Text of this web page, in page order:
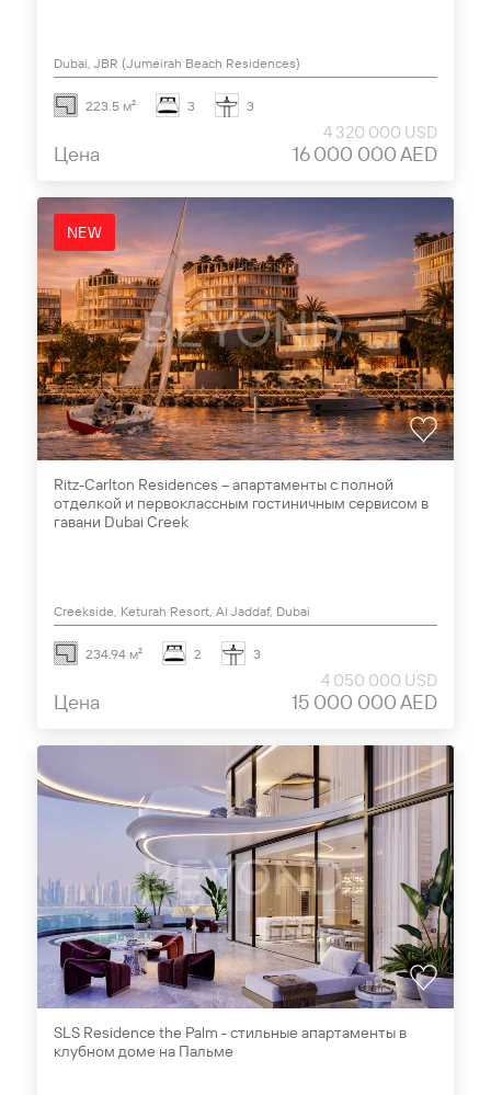
Dubai, JBR (Jumeirah Beach Residences)
223.5 м² 3 3
Цена
4 320 000 USD
16 000 000 AED
NEW
Ritz-Carlton Residences – апартаменты с полной
отделкой и первоклассным гостиничным сервисом в
гавани Dubai Creek
Creekside, Keturah Resort, Al Jaddaf, Dubai
234.94 м² 2 3
Цена
4 050 000 USD
15 000 000 AED
SLS Residence the Palm - стильные апартаменты в
клубном доме на Пальме